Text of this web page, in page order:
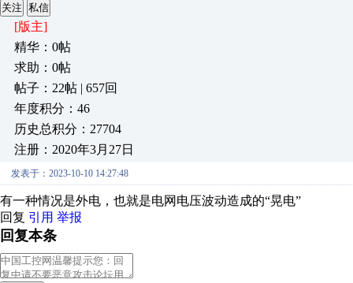
关注 私信
[版主]
精华：0帖
求助：0帖
帖子：22帖 | 657回
年度积分：46
历史总积分：27704
注册：2020年3月27日
发表于：2023-10-10 14:27:48
有一种情况是外电，也就是电网电压波动造成的“晃电”
回复 引用 举报
回复本条